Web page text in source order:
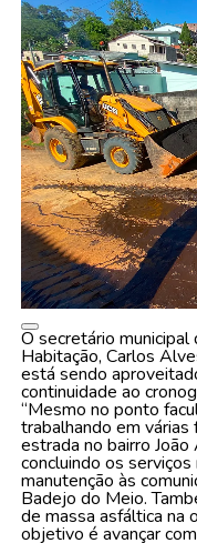
O secretário
Habitação, Carlos
está sendo
continuidade ao
“Mesmo no ponto
trabalhando em
estrada no bairro
concluindo os
manutenção às
Badejo do Meio.
de massa asfáltica na
objetivo é avançar